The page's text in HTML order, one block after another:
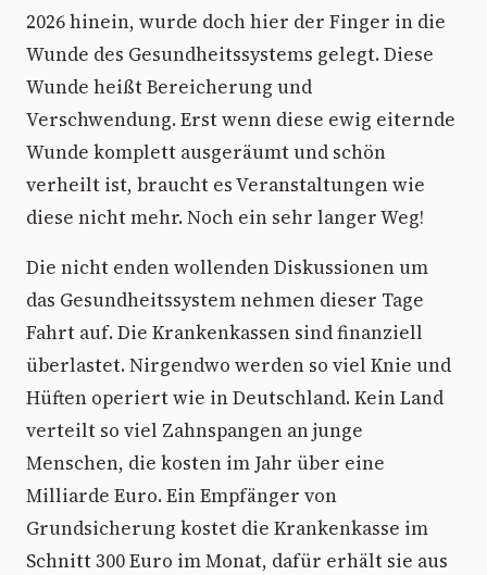
2026 hinein, wurde doch hier der Finger in die
Wunde des Gesundheitssystems gelegt. Diese
Wunde heißt Bereicherung und
Verschwendung. Erst wenn diese ewig eiternde
Wunde komplett ausgeräumt und schön
verheilt ist, braucht es Veranstaltungen wie
diese nicht mehr. Noch ein sehr langer Weg!
Die nicht enden wollenden Diskussionen um
das Gesundheitssystem nehmen dieser Tage
Fahrt auf. Die Krankenkassen sind finanziell
überlastet. Nirgendwo werden so viel Knie und
Hüften operiert wie in Deutschland. Kein Land
verteilt so viel Zahnspangen an junge
Menschen, die kosten im Jahr über eine
Milliarde Euro. Ein Empfänger von
Grundsicherung kostet die Krankenkasse im
Schnitt 300 Euro im Monat, dafür erhält sie aus